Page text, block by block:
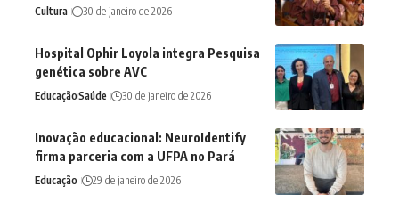
Cultura 30 de janeiro de 2026
Hospital Ophir Loyola integra Pesquisa
genética sobre AVC
EducaçãoSaúde 30 de janeiro de 2026
Inovação educacional: NeuroIdentify
firma parceria com a UFPA no Pará
Educação 29 de janeiro de 2026